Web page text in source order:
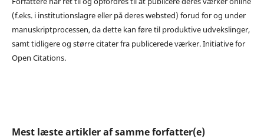
(f.eks. i institutionslagre eller på deres websted) forud for og under
manuskriptprocessen, da dette kan føre til produktive udvekslinger,
samt tidligere og større citater fra publicerede værker. Initiative for
Open Citations.
Mest læste artikler af samme forfatter(e)